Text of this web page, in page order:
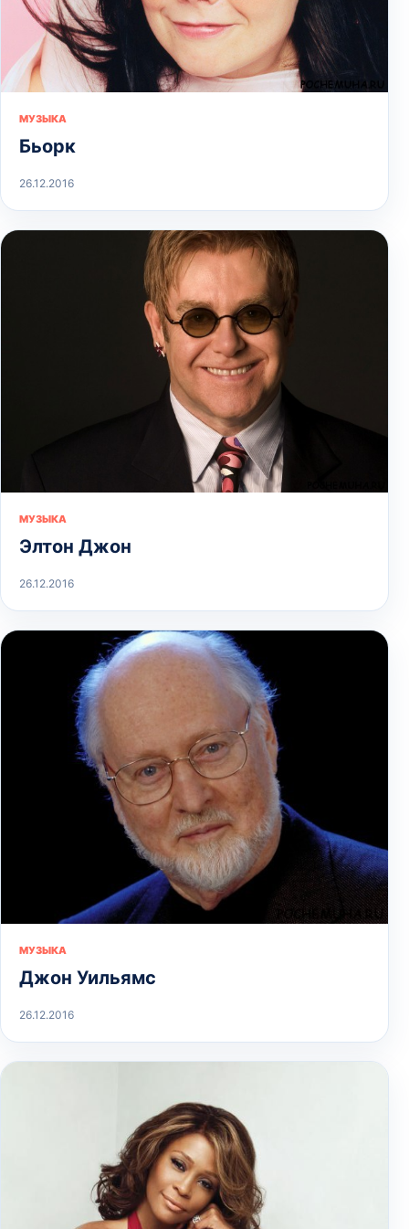
МУЗЫКА
Бьорк
26.12.2016
МУЗЫКА
Элтон Джон
26.12.2016
МУЗЫКА
Джон Уильямс
26.12.2016